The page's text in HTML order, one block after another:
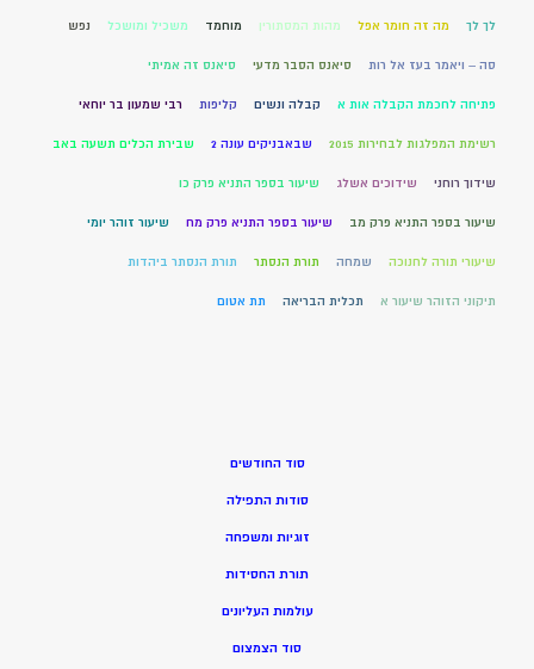
לך לך מה זה חומר אפל מהות המסתורין מוחמד משכיל ומושכל נפש
סה – ויאמר בעז אל רות סיאנס הסבר מדעי סיאנס זה אמיתי
פתיחה לחכמת הקבלה אות א קבלה ונשים קליפות רבי שמעון בר יוחאי
רשימת המפלגות לבחירות 2015 שבאבניקים עונה 2 שבירת הכלים תשעה באב
שידוך רוחני שידוכים אשלג שיעור בספר התניא פרק כו
שיעור בספר התניא פרק מב שיעור בספר התניא פרק מח שיעור זוהר יומי
שיעורי תורה לחנוכה שמחה תורת הנסתר תורת הנסתר ביהדות
תיקוני הזוהר שיעור א תכלית הבריאה תת אטום
סוד החודשים
סודות התפילה
זוגיות ומשפחה
תורת החסידות
עולמות העליונים
סוד הצמצום